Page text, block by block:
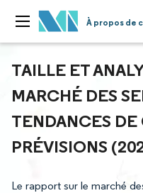
À propos de
TAILLE ET
MARCHÉ DES
TENDANCES
PRÉVISIONS
Le rapport sur le marché